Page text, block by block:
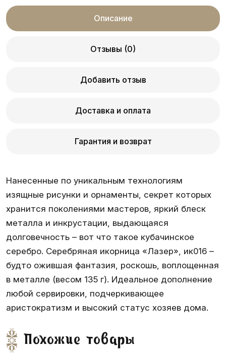
Описание
Отзывы (0)
Добавить отзыв
Доставка и оплата
Гарантия и возврат
Нанесенные по уникальным технологиям
изящные рисунки и орнаменты, секрет которых
хранится поколениями мастеров, яркий блеск
металла и инкрустации, выдающаяся
долговечность – вот что такое кубачинское
серебро. Серебряная икорница «Лазер», ик016 –
будто ожившая фантазия, роскошь, воплощенная
в металле (весом 135 г). Идеальное дополнение
любой сервировки, подчеркивающее
аристократизм и высокий статус хозяев дома.
Похожие товары